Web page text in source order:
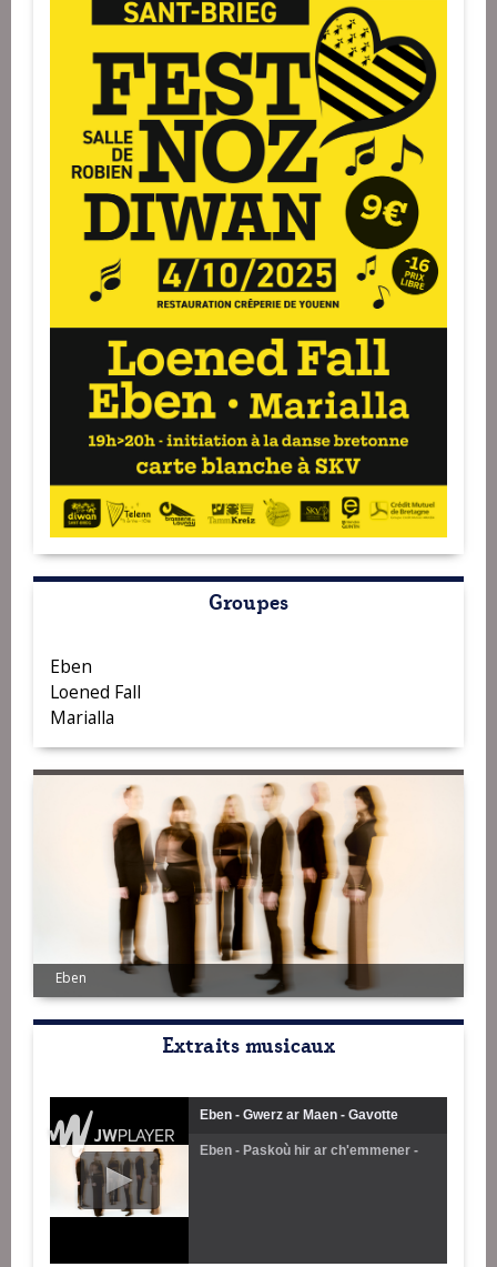
Groupes
Eben
Loened Fall
Marialla
Eben
Extraits musicaux
Eben - Gwerz ar Maen - Gavotte
Eben - Paskoù hir ar ch'emmener -